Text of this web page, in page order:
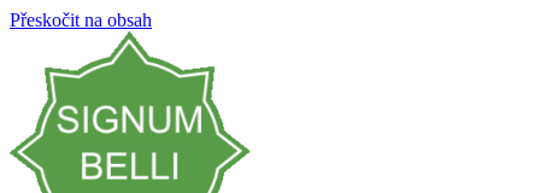
Přeskočit na obsah